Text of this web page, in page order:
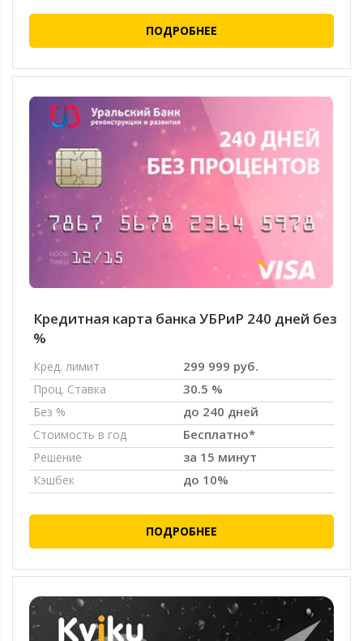
ПОДРОБНЕЕ
Кредитная карта банка УБРиР 240 дней без
%
Кред. лимит 299 999 руб.
Проц. Ставка 30.5 %
Без % до 240 дней
Стоимость в год Бесплатно*
Решение за 15 минут
Кэшбек до 10%
ПОДРОБНЕЕ